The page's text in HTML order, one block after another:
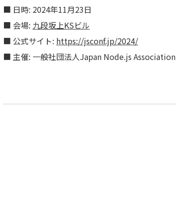
■ 日時: 2024年11月23日
■ 会場: 九段坂上KSビル
■ 公式サイト: https://jsconf.jp/2024/
■ 主催: 一般社団法人Japan Node.js Association